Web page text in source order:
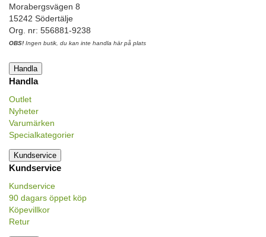
Morabergsvägen 8
15242 Södertälje
Org. nr: 556881-9238
OBS! Ingen butik, du kan inte handla här på plats
Handla
Handla
Outlet
Nyheter
Varumärken
Specialkategorier
Kundservice
Kundservice
Kundservice
90 dagars öppet köp
Köpevillkor
Retur